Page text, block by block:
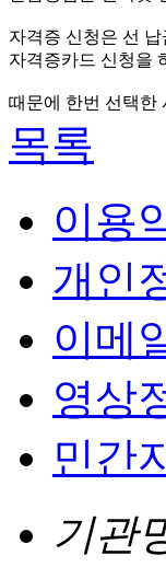
자격증 신청은 선
자격증카드 신청을
때문에 한번 선택한
목록
이용
개인
이메
영상
민간
기관